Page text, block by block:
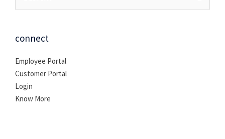
untuk:
connect
Employee Portal
Customer Portal
Login
Know More